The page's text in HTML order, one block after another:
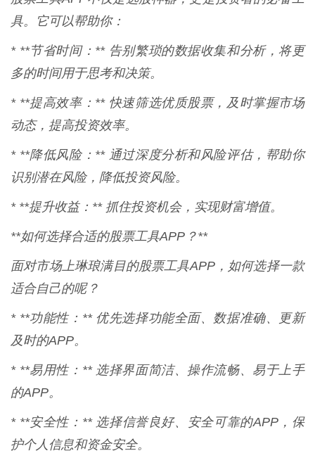
具。它可以帮助你：
* **节省时间：** 告别繁琐的数据收集和分析，将更
多的时间用于思考和决策。
* **提高效率：** 快速筛选优质股票，及时掌握市场
动态，提高投资效率。
* **降低风险：** 通过深度分析和风险评估，帮助你
识别潜在风险，降低投资风险。
* **提升收益：** 抓住投资机会，实现财富增值。
**如何选择合适的股票工具APP？**
面对市场上琳琅满目的股票工具APP，如何选择一款
适合自己的呢？
* **功能性：** 优先选择功能全面、数据准确、更新
及时的APP。
* **易用性：** 选择界面简洁、操作流畅、易于上手
的APP。
* **安全性：** 选择信誉良好、安全可靠的APP，保
护个人信息和资金安全。